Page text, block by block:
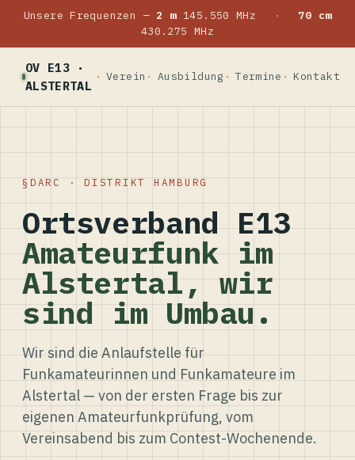
Unsere Frequenzen — 2 m145.550 MHz ·
70 cm
430.275 MHz
OV E13 ·
ALSTERTAL
Verein Ausbildung Termine Kontakt
DARC · DISTRIKT HAMBURG
Ortsverband E13
Amateurfunk im
Alstertal, wir
sind im Umbau.
Wir sind die Anlaufstelle für
Funkamateurinnen und Funkamateure im
Alstertal — von der ersten Frage bis zur
eigenen Amateurfunkprüfung, vom
Vereinsabend bis zum Contest-Wochenende.